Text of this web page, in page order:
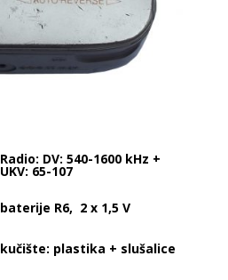
Radio: DV: 540-1600 kHz +
UKV: 65-107
baterije R6, 2 x 1,5 V
kučište: plastika + slušalice